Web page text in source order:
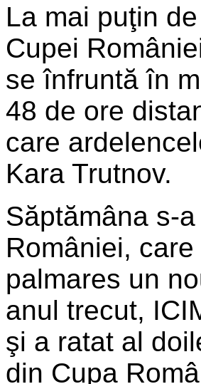
La mai puţin
Cupei
se înfruntă în
48 de ore
care
Kara Trutnov.
Săptămâna s-
României,
palmares un
anul trecut,
şi a ratat al
din Cupa